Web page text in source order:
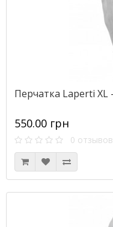
Перчатка Laperti XL
550.00 грн
0 отзывов